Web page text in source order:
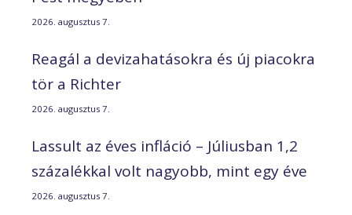
2026. augusztus 7.
Reagál a devizahatásokra és új piacokra
tör a Richter
2026. augusztus 7.
Lassult az éves infláció – Júliusban 1,2
százalékkal volt nagyobb, mint egy éve
2026. augusztus 7.